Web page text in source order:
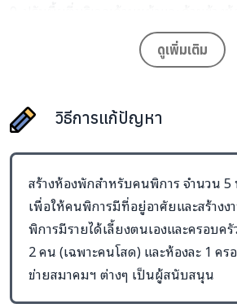
10. อุปกรณ์เดินท่อน้ำและปลั๊กไฟ สายไฟ
ดูเพิ่มเติม
วิธีการแก้ปัญหา
สร้างห้องพักสำหรับคนพิการ จำนวน 5
เพื่อให้คนพิการมีที่อยู่อาศัยและสร้างง
พิการมีรายได้เลี้ยงตนเองและครอบค
2 คน (เฉพาะคนโสด) และห้องละ 1 ค
ข่ายสมาคมฯ ต่างๆ เป็นผู้สนับสนุน